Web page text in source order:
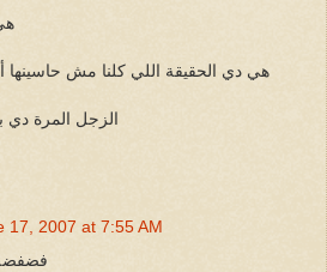
هي دي الحقيقة اللي كلنا مش حاسينها أو
الزجل المرة
17, 2007 at 7:55 AM